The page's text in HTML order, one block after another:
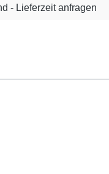
- Lieferzeit anfragen